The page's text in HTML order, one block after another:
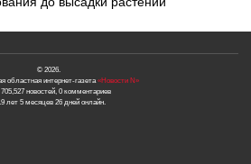
© 2026.
областная интернет-газета«Новости N»
705,527 новостей, 0 комментариев
лет 5 месяцев 26 дней онлайн.